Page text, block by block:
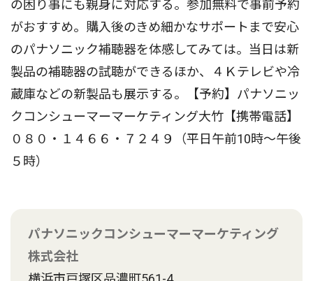
の困り事にも親身に対応する。参加無料で事前予約
がおすすめ。購入後のきめ細かなサポートまで安心
のパナソニック補聴器を体感してみては。当日は新
製品の補聴器の試聴ができるほか、４Ｋテレビや冷
蔵庫などの新製品も展示する。【予約】パナソニッ
クコンシューマーマーケティング大竹【携帯電話】
０８０・１４６６・７２４９（平日午前10時〜午後
５時）
パナソニックコンシューマーマーケティング
株式会社